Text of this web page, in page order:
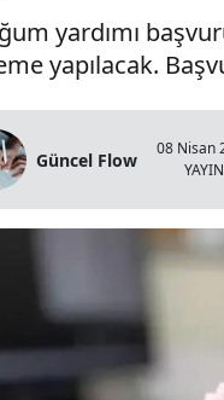
yardımı
yapılacak.
Güncel Flow
08 Nisan